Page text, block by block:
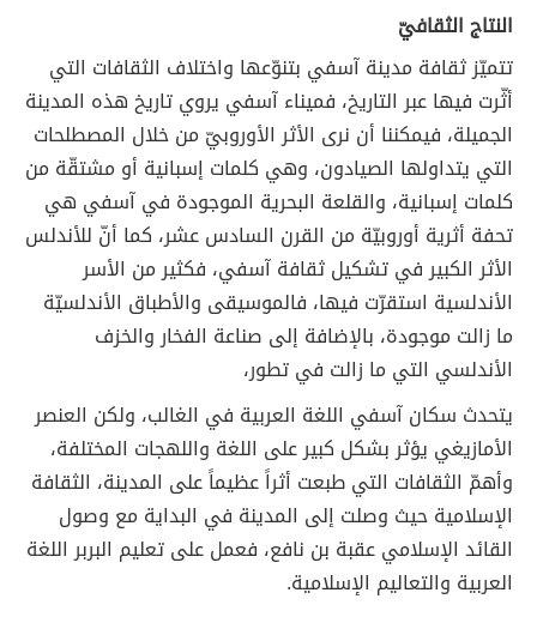
النتاج الثقافيّ
تتميّز ثقافة مدينة آسفي بتنوّعها واختلاف الثقافات التي
أثّرت فيها عبر التاريخ، فميناء آسفي يروي تاريخ هذه المدينة
الجميلة، فيمكننا أن نرى الأثر الأوروبيّ من خلال المصطلحات
التي يتداولها الصيادون، وهي كلمات إسبانية أو مشتقّة من
كلمات إسبانية، والقلعة البحرية الموجودة في آسفي هي
تحفة أثرية أوروبيّة من القرن السادس عشر، كما أنّ للأندلس
الأثر الكبير في تشكيل ثقافة آسفي، فكثير من الأسر
الأندلسية استقرّت فيها، فالموسيقى والأطباق الأندلسيّة
ما زالت موجودة، بالإضافة إلى صناعة الفخار والخزف
الأندلسي التي ما زالت في تطور،
يتحدث سكان آسفي اللغة العربية في الغالب، ولكن العنصر
الأمازيغي يؤثر بشكل كبير على اللغة واللهجات المختلفة،
وأهمّ الثقافات التي طبعت أثراً عظيماً على المدينة، الثقافة
الإسلامية حيث وصلت إلى المدينة في البداية مع وصول
القائد الإسلامي عقبة بن نافع، فعمل على تعليم البربر اللغة
العربية والتعاليم الإسلامية.